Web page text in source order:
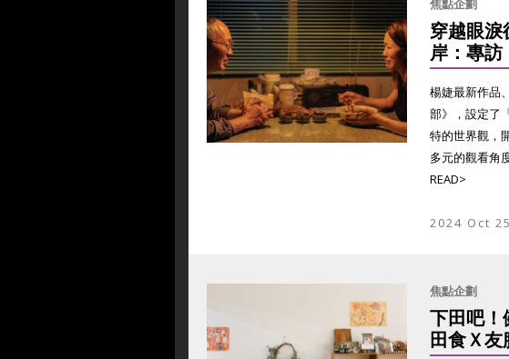
焦點企劃
穿越眼淚
岸：專
楊婕最新作品
部》，設定了
特的世界觀，
多元的觀看角
READ>
2024 Oct 25
焦點企劃
下田吧
田食Ｘ友